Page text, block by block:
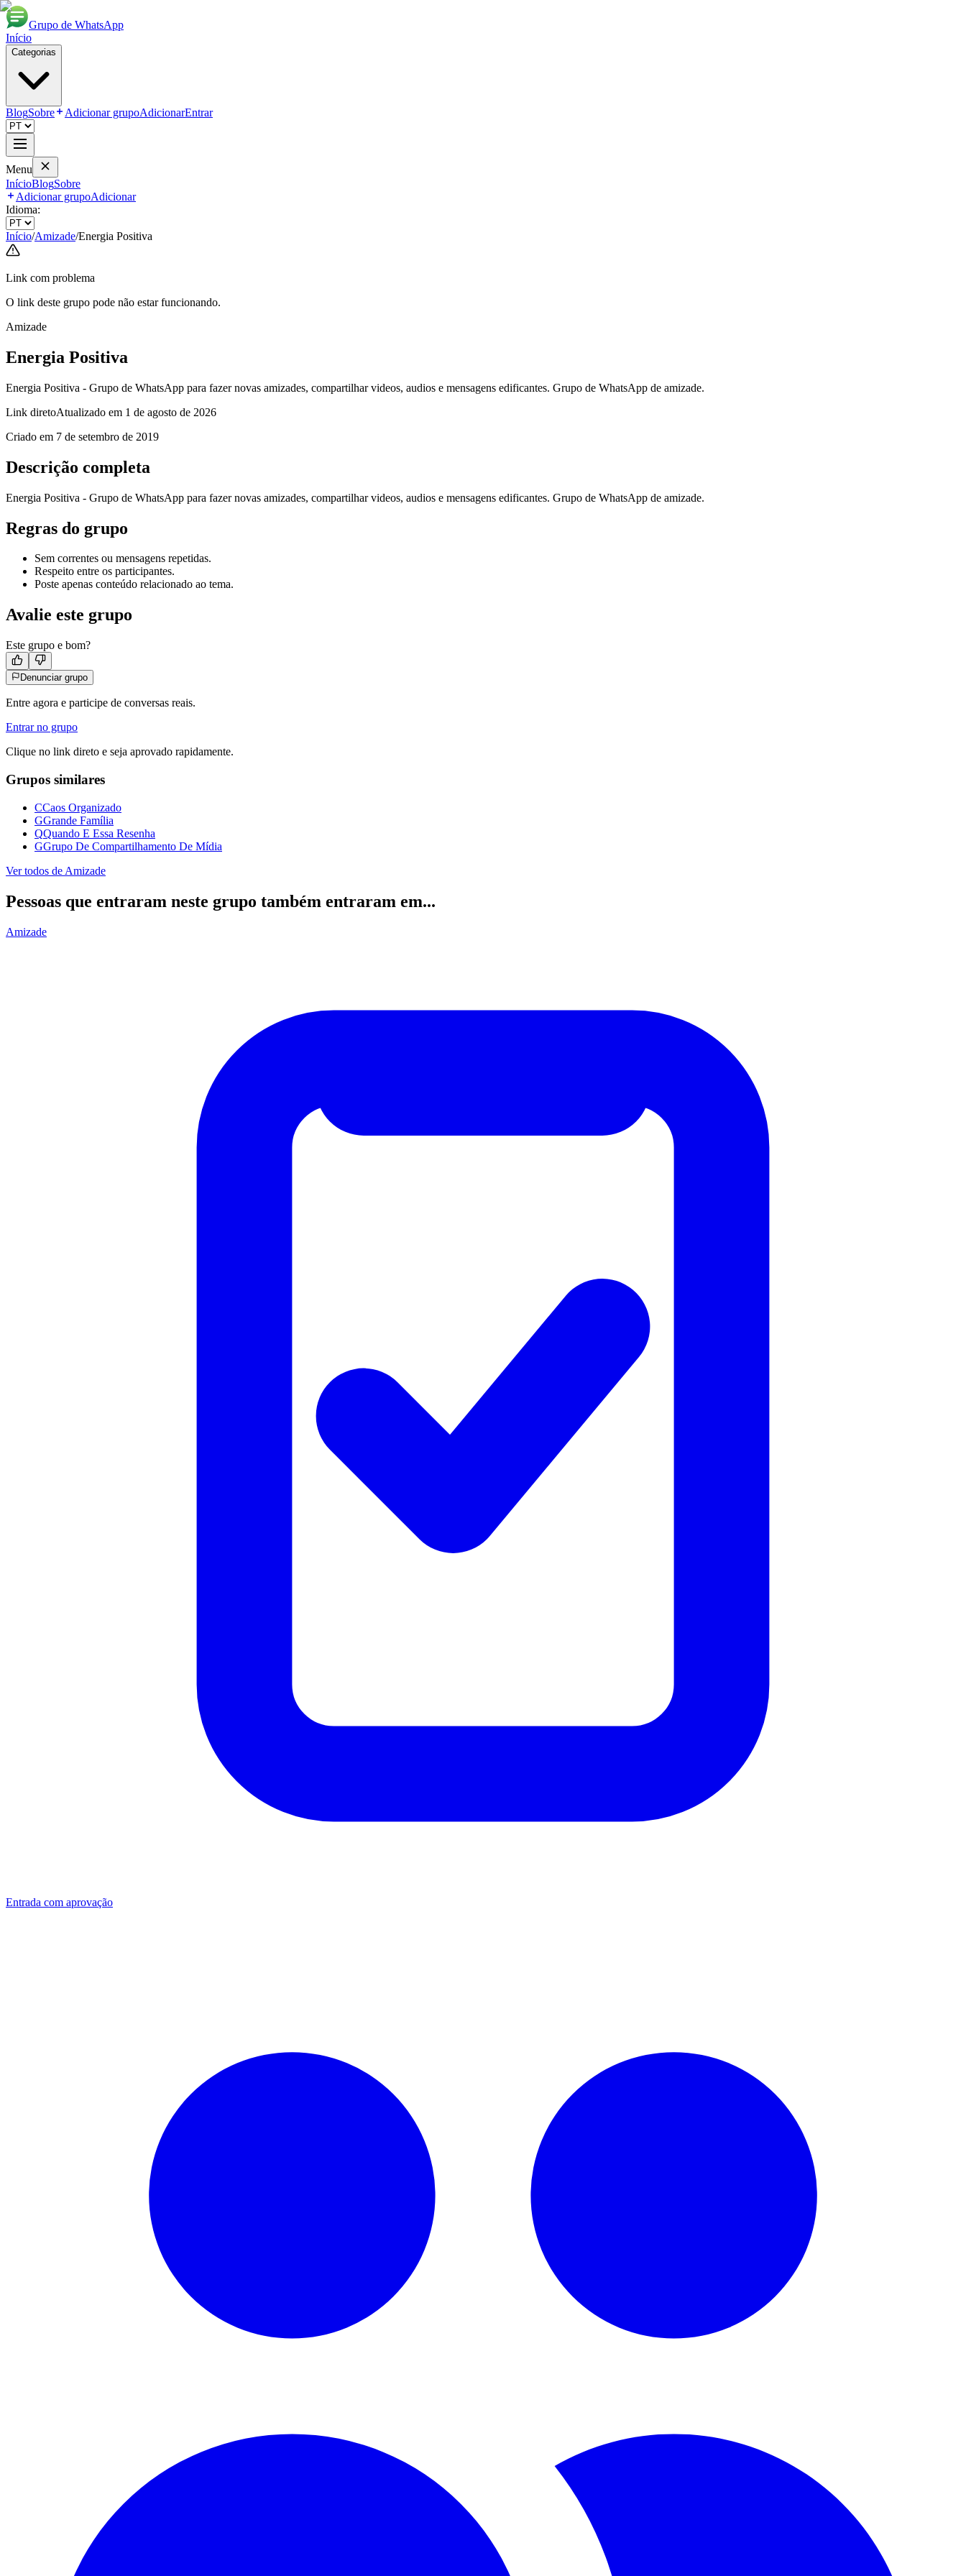
Grupo de WhatsApp
Início
Categorias
BlogSobre Adicionar grupoAdicionarEntrar
Menu
InícioBlogSobre
Adicionar grupoAdicionar
Idioma:
Início/Amizade/Energia Positiva
Link com problema
O link deste grupo pode não estar funcionando.
Amizade
Energia Positiva
Energia Positiva - Grupo de WhatsApp para fazer novas amizades, compartilhar videos, audios e mensagens edificantes. Grupo de WhatsApp de amizade.
Link diretoAtualizado em 1 de agosto de 2026
Criado em 7 de setembro de 2019
Descrição completa
Energia Positiva - Grupo de WhatsApp para fazer novas amizades, compartilhar videos, audios e mensagens edificantes. Grupo de WhatsApp de amizade.
Regras do grupo
Sem correntes ou mensagens repetidas.
Respeito entre os participantes.
Poste apenas conteúdo relacionado ao tema.
Avalie este grupo
Este grupo e bom?
Denunciar grupo
Entre agora e participe de conversas reais.
Entrar no grupo
Clique no link direto e seja aprovado rapidamente.
Grupos similares
CCaos Organizado
GGrande Família
QQuando E Essa Resenha
GGrupo De Compartilhamento De Mídia
Ver todos de Amizade
Pessoas que entraram neste grupo também entraram em...
Amizade
Entrada com aprovação